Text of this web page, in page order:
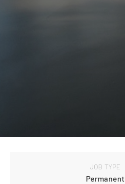
JOB TYPE
Permanent